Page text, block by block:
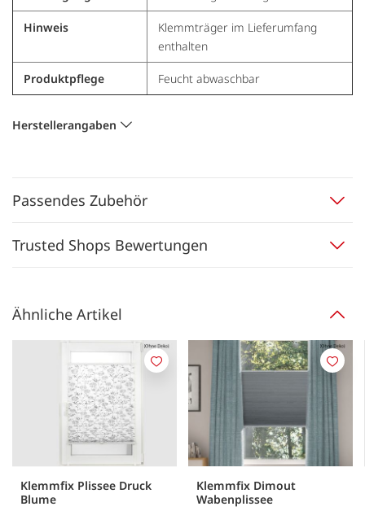
Hinweis
Klemmträger im Lieferumfang
enthalten
Produktpflege Feucht abwaschbar
Herstellerangaben
Passendes Zubehör
Trusted Shops Bewertungen
Ähnliche Artikel
Klemmfix Plissee Druck
Blume
Merken
Klemmfix Dimout
Wabenplissee